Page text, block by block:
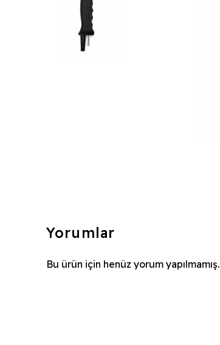
Yorumlar
Bu ürün için henüz yorum yapılmamış.